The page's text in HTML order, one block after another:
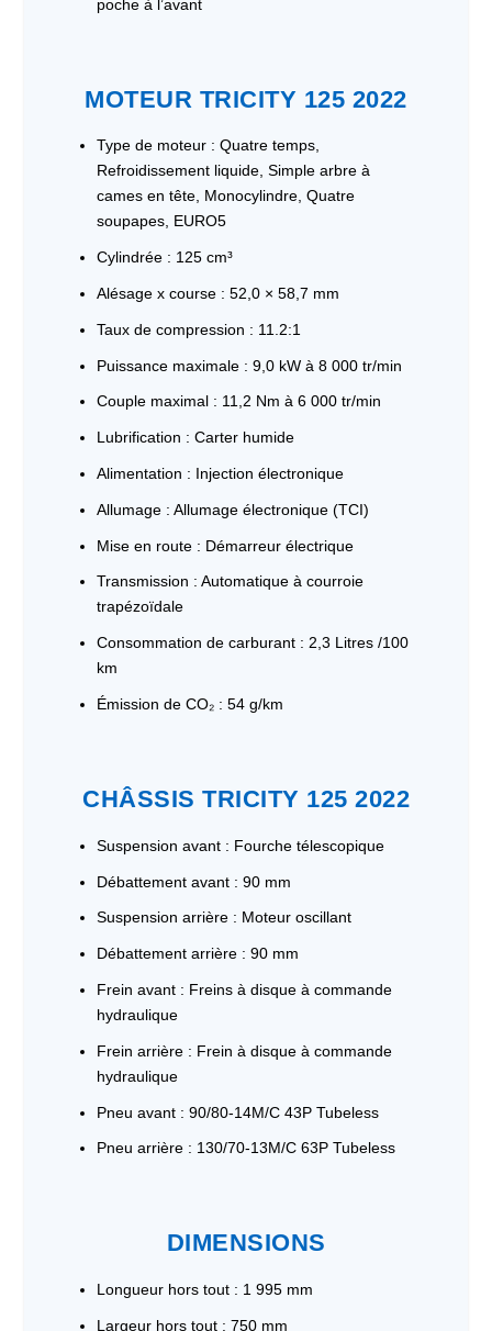
poche à l’avant
MOTEUR TRICITY 125 2022
Type de moteur : Quatre temps,
Refroidissement liquide, Simple arbre à
cames en tête, Monocylindre, Quatre
soupapes, EURO5
Cylindrée : 125 cm³
Alésage x course : 52,0 × 58,7 mm
Taux de compression : 11.2:1
Puissance maximale : 9,0 kW à 8 000 tr/min
Couple maximal : 11,2 Nm à 6 000 tr/min
Lubrification : Carter humide
Alimentation : Injection électronique
Allumage : Allumage électronique (TCI)
Mise en route : Démarreur électrique
Transmission : Automatique à courroie
trapézoïdale
Consommation de carburant : 2,3 Litres /100
km
Émission de CO₂ : 54 g/km
CHÂSSIS TRICITY 125 2022
Suspension avant : Fourche télescopique
Débattement avant : 90 mm
Suspension arrière : Moteur oscillant
Débattement arrière : 90 mm
Frein avant : Freins à disque à commande
hydraulique
Frein arrière : Frein à disque à commande
hydraulique
Pneu avant : 90/80-14M/C 43P Tubeless
Pneu arrière : 130/70-13M/C 63P Tubeless
DIMENSIONS
Longueur hors tout : 1 995 mm
Largeur hors tout : 750 mm